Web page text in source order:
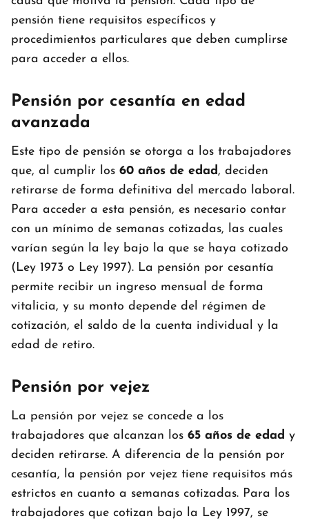
pensión tiene requisitos específicos y
procedimientos particulares que deben cumplirse
para acceder a ellos.
Pensión por cesantía en edad
avanzada
Este tipo de pensión se otorga a los trabajadores
que, al cumplir los 60 años de edad , deciden
retirarse de forma definitiva del mercado laboral.
Para acceder a esta pensión, es necesario contar
con un mínimo de semanas cotizadas, las cuales
varían según la ley bajo la que se haya cotizado
(Ley 1973 o Ley 1997). La pensión por cesantía
permite recibir un ingreso mensual de forma
vitalicia, y su monto depende del régimen de
cotización, el saldo de la cuenta individual y la
edad de retiro.
Pensión por vejez
La pensión por vejez se concede a los
trabajadores que alcanzan los 65 años de edad y
deciden retirarse. A diferencia de la pensión por
cesantía, la pensión por vejez tiene requisitos más
estrictos en cuanto a semanas cotizadas. Para los
trabajadores que cotizan bajo la Ley 1997, se